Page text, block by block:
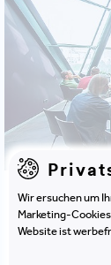
Wir ersuchen um
Marketing-
Website ist